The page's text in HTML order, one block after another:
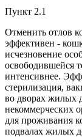
Пункт 2.1
Отменить отлов
эффективен -
исчезновение
освободившейся
интенсивнее.
стерилизация,
во дворах жилых
некоммерческих
для проживания
подвалах жилых